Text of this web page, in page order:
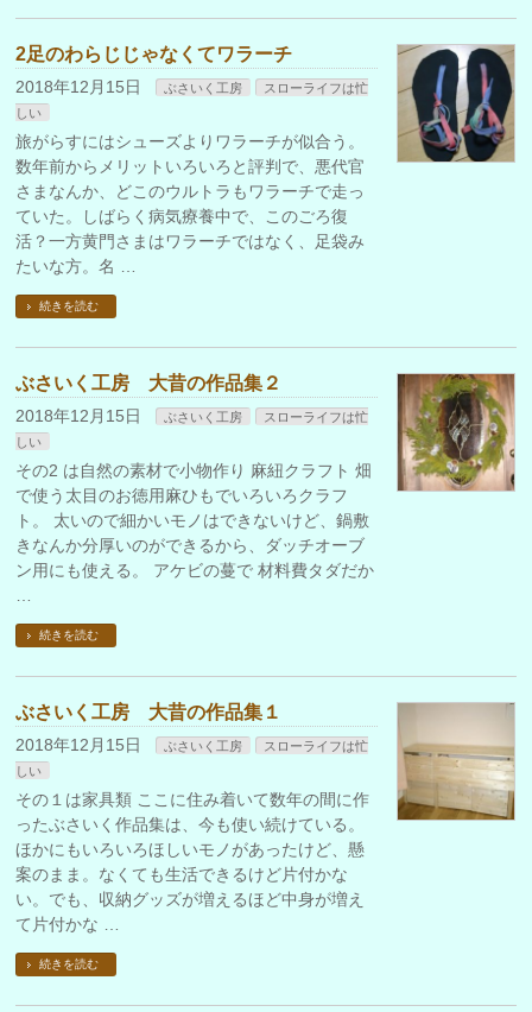
2足のわらじじゃなくてワラーチ
2018年12月15日 ぶさいく工房
スローライフは忙
しい
旅がらすにはシューズよりワラーチが似合う。
数年前からメリットいろいろと評判で、悪代官
さまなんか、どこのウルトラもワラーチで走っ
ていた。しばらく病気療養中で、このごろ復
活？一方黄門さまはワラーチではなく、足袋み
たいな方。名 …
続きを読む
ぶさいく工房 大昔の作品集２
2018年12月15日 ぶさいく工房
スローライフは忙
しい
その2 は自然の素材で小物作り 麻紐クラフト 畑
で使う太目のお徳用麻ひもでいろいろクラフ
ト。 太いので細かいモノはできないけど、鍋敷
きなんか分厚いのができるから、ダッチオーブ
ン用にも使える。 アケビの蔓で 材料費タダだか
続きを読む
ぶさいく工房 大昔の作品集１
2018年12月15日 ぶさいく工房
スローライフは忙
しい
その１は家具類 ここに住み着いて数年の間に作
ったぶさいく作品集は、今も使い続けている。
ほかにもいろいろほしいモノがあったけど、懸
案のまま。なくても生活できるけど片付かな
い。でも、収納グッズが増えるほど中身が増え
て片付かな …
続きを読む